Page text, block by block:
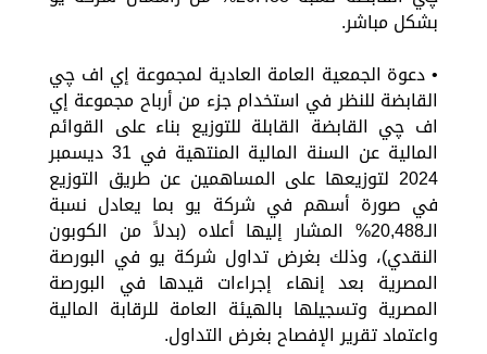
بشكل مباشر.
• دعوة الجمعية العامة العادية لمجموعة إي اف چي
القابضة للنظر في استخدام جزء من أرباح مجموعة إي
اف چي القابضة القابلة للتوزيع بناء على القوائم
المالية عن السنة المالية المنتهية في 31 ديسمبر
2024 لتوزيعها على المساهمين عن طريق التوزيع
في صورة أسهم في شركة يو بما يعادل نسبة
الـ20,488% المشار إليها أعلاه (بدلاً من الكوبون
النقدي)، وذلك بغرض تداول شركة يو في البورصة
المصرية بعد إنهاء إجراءات قيدها في البورصة
المصرية وتسجيلها بالهيئة العامة للرقابة المالية
واعتماد تقرير الإفصاح بغرض التداول.